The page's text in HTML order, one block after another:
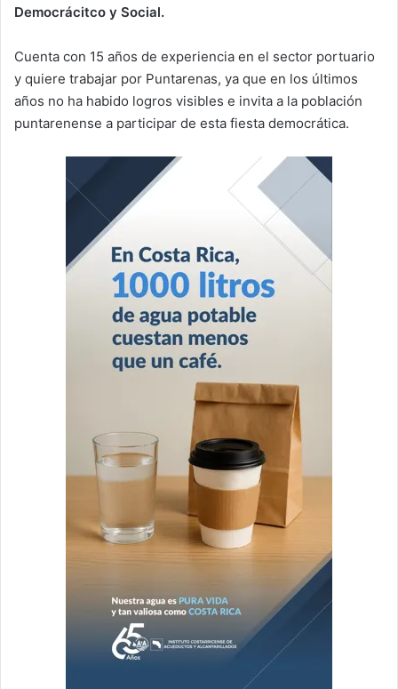
Democrácitco y Social.
Cuenta con 15 años de experiencia en el sector portuario
y quiere trabajar por Puntarenas, ya que en los últimos
años no ha habido logros visibles e invita a la población
puntarenense a participar de esta fiesta democrática.